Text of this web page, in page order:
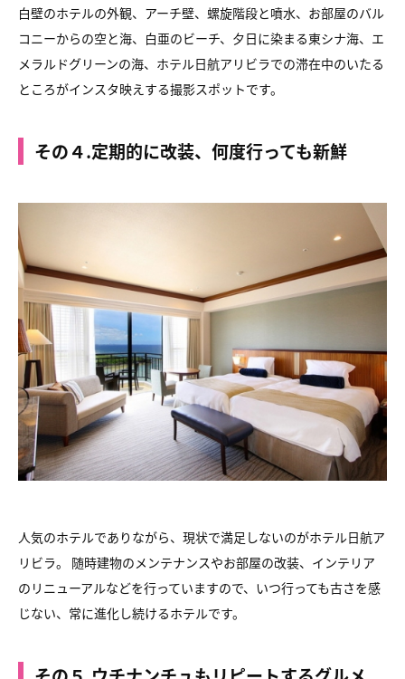
白壁のホテルの外観、アーチ壁、螺旋階段と噴水、お部屋のバル
コニーからの空と海、白亜のビーチ、夕日に染まる東シナ海、エ
メラルドグリーンの海、ホテル日航アリビラでの滞在中のいたる
ところがインスタ映えする撮影スポットです。
その４.定期的に改装、何度行っても新鮮
人気のホテルでありながら、現状で満足しないのがホテル日航ア
リビラ。 随時建物のメンテナンスやお部屋の改装、インテリア
のリニューアルなどを行っていますので、いつ行っても古さを感
じない、常に進化し続けるホテルです。